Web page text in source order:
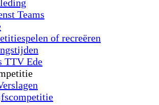
Teams
of recreëren
TTV Ede